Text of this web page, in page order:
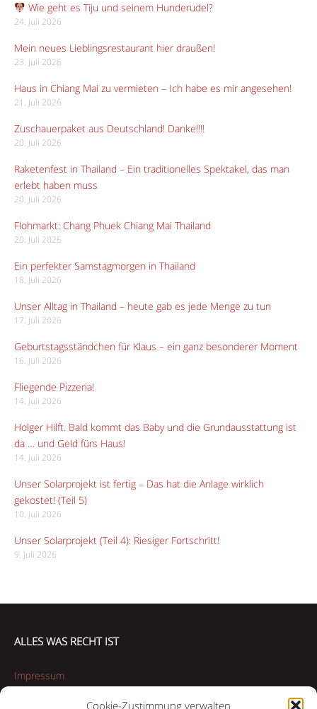
Cookie-Zustimmung verwalten
Wie geht es Tiju und seinem Hunderudel?
24. Juli 2026
Mein neues Lieblingsrestaurant hier draußen!
23. Juli 2026
Haus in Chiang Mai zu vermieten – Ich habe es mir angesehen!
21. Juli 2026
Zuschauerpaket aus Deutschland! Danke!!!!
20. Juli 2026
Raketenfest in Thailand – Ein traditionelles Spektakel, das man
erlebt haben muss
20. Juli 2026
Flohmarkt: Chang Phuek Chiang Mai Thailand
20. Juli 2026
Ein perfekter Samstagmorgen in Thailand
18. Juli 2026
Unser Alltag in Thailand – heute gab es jede Menge zu tun
17. Juli 2026
Geburtstagsständchen für Klaus – ein ganz besonderer Moment
16. Juli 2026
Fliegende Pizzeria!
14. Juli 2026
Holger Hilft. Bald kommt das Baby und die Grundausstattung ist
da … und Geld fürs Haus!
14. Juli 2026
Unser Solarprojekt ist fertig – Das hat die Anlage wirklich
gekostet! (Teil 5)
10. Juli 2026
Unser Solarprojekt (Teil 4): Riesiger Fortschritt!
9. Juli 2026
ALLES WAS RECHT IST
Impressum
Datenschutzerklärung